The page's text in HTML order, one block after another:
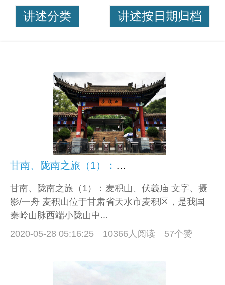
讲述分类 讲述按日期归档
甘南、陇南之旅（1）：麦积山、伏義庙
甘南、陇南之旅（1）：麦积山、伏義庙 文字、摄
影/一舟 麦积山位于甘肃省天水市麦积区，是我国
秦岭山脉西端小陇山中...
2020-05-28 05:16:25
10366人阅读 57个赞